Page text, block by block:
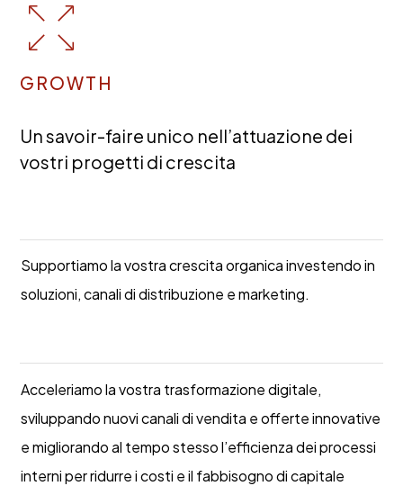
GROWTH
Un savoir-faire unico nell’attuazione dei
vostri progetti di crescita
Supportiamo la vostra crescita organica investendo in
soluzioni, canali di distribuzione e marketing.
Acceleriamo la vostra trasformazione digitale,
sviluppando nuovi canali di vendita e offerte innovative
e migliorando al tempo stesso l’efficienza dei processi
interni per ridurre i costi e il fabbisogno di capitale